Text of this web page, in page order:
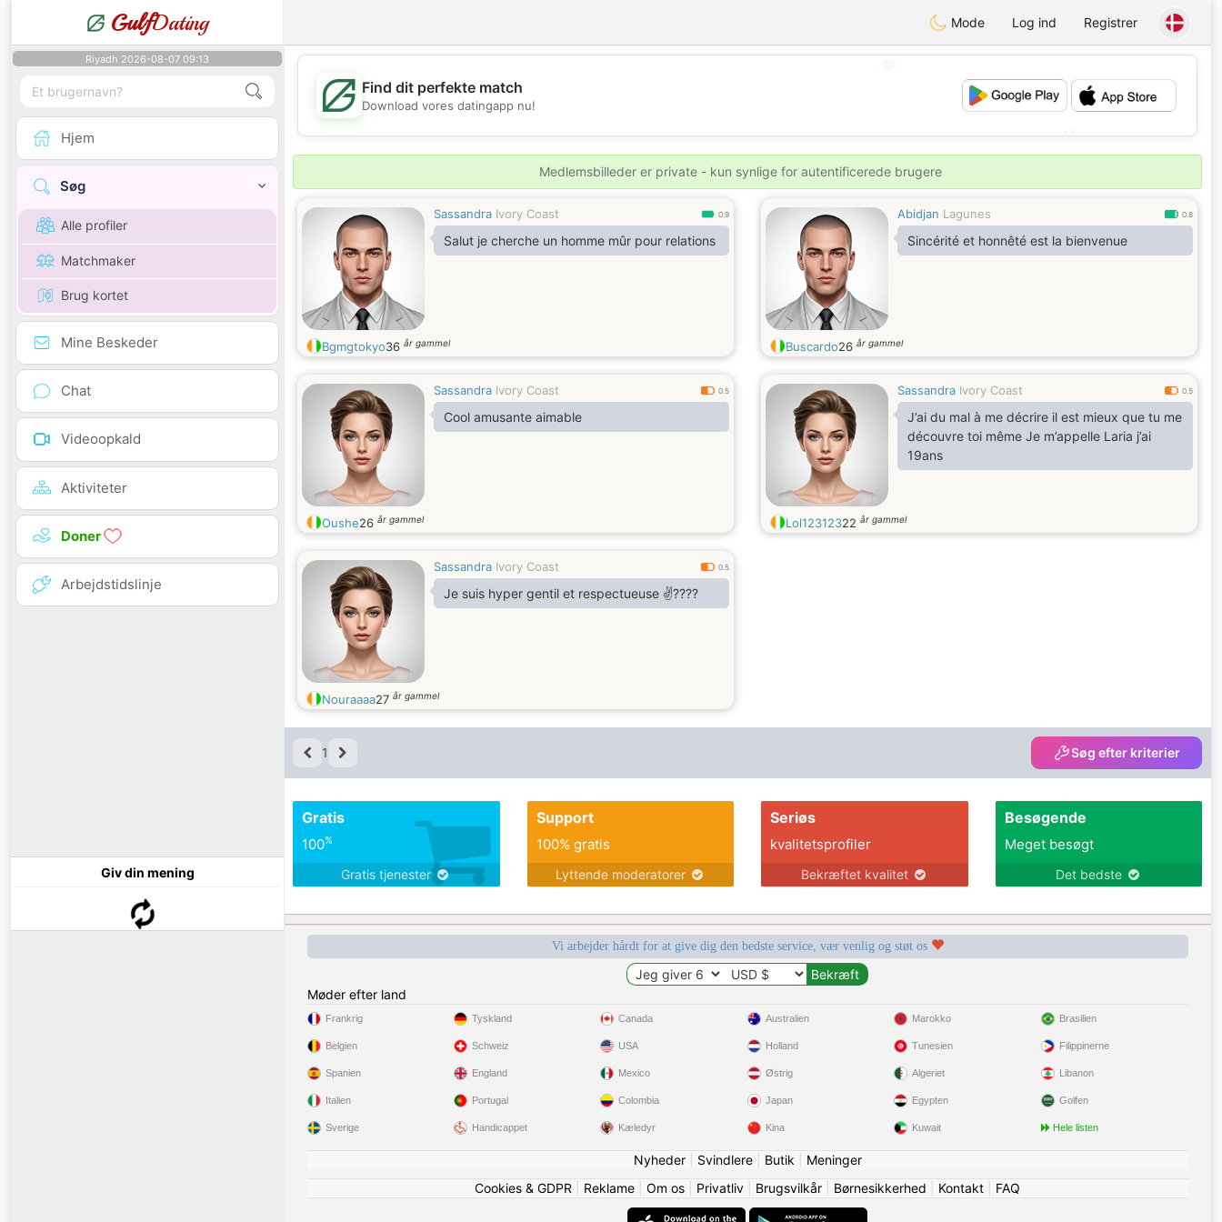
GulfDating Mode Log ind Registrer
Riyadh 2026-08-07 09:13
Hjem
Søg
Alle profiler
Matchmaker
Brug kortet
Mine Beskeder
Chat
Videoopkald
Aktiviteter
Doner
Arbejdstidslinje
Giv din mening
💖
Find dit perfekte match
Download vores datingapp nu!
Medlemsbilleder er private - kun synlige for autentificerede brugere
Sassandra Ivory Coast 0.9
Salut je cherche un homme mûr pour relations
Bgmgtokyo36 år gammel
Abidjan Lagunes 0.8
Sincérité et honnêté est la bienvenue
Buscardo26 år gammel
Sassandra Ivory Coast 0.5
Cool amusante aimable
Oushe26 år gammel
Sassandra Ivory Coast 0.5
J’ai du mal à me décrire il est mieux que tu me
découvre toi même Je m’appelle Laria j’ai
19ans
Lol12312322 år gammel
Sassandra Ivory Coast 0.5
Je suis hyper gentil et respectueuse ✌????
Nouraaaa27 år gammel
1 Søg efter kriterier
Gratis
100%
Gratis tjenester
Support
100% gratis
Lyttende moderatorer
Seriøs
kvalitetsprofiler
Bekræftet kvalitet
Besøgende
Meget besøgt
Det bedste
Vi arbejder hårdt for at give dig den bedste service, vær venlig og støt os
Møder efter land
Frankrig
Belgien
Spanien
Italien
Sverige
Tyskland
Schweiz
England
Portugal
Handicappet
Canada
USA
Mexico
Colombia
Kæledyr
Australien
Holland
Østrig
Japan
Kina
Marokko
Tunesien
Algeriet
Egypten
Kuwait
Brasilien
Filippinerne
Libanon
Golfen
Hele listen
Nyheder| Svindlere| Butik
Meninger
Cookies & GDPR
Reklame Om os Privatliv Brugsvilkår Børnesikkerhed Kontakt FAQ